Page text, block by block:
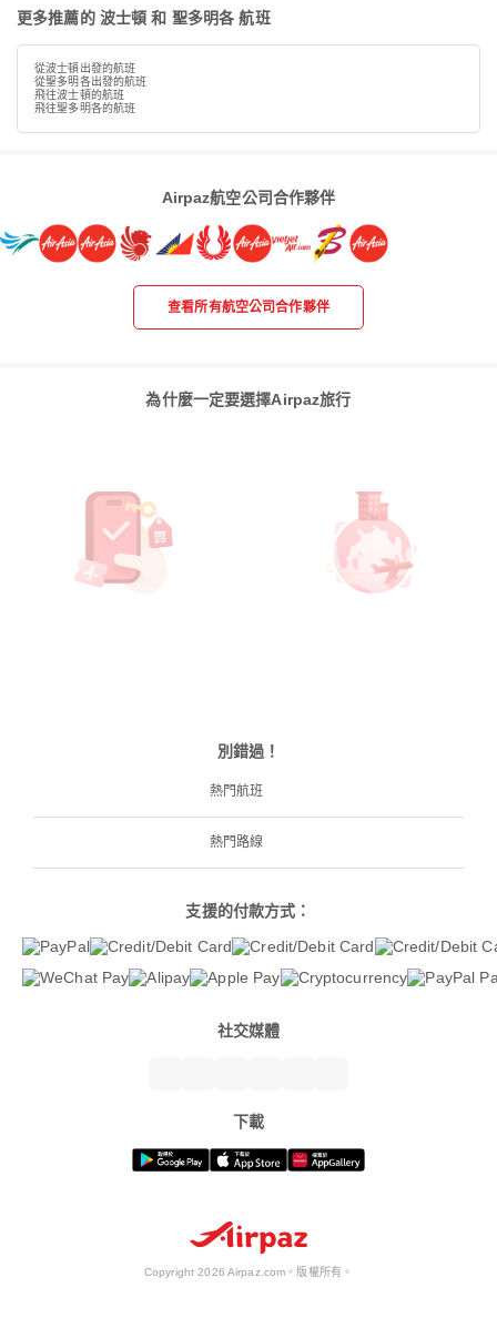
更多推薦的 波士頓 和 聖多明各 航班
從波士頓出發的航班
從聖多明各出發的航班
飛往波士頓的航班
飛往聖多明各的航班
Airpaz航空公司合作夥伴
查看所有航空公司合作夥伴
為什麼一定要選擇Airpaz旅行
別錯過！
熱門航班
熱門路線
支援的付款方式：
社交媒體
下載
Copyright 2026 Airpaz.com。版權所有。